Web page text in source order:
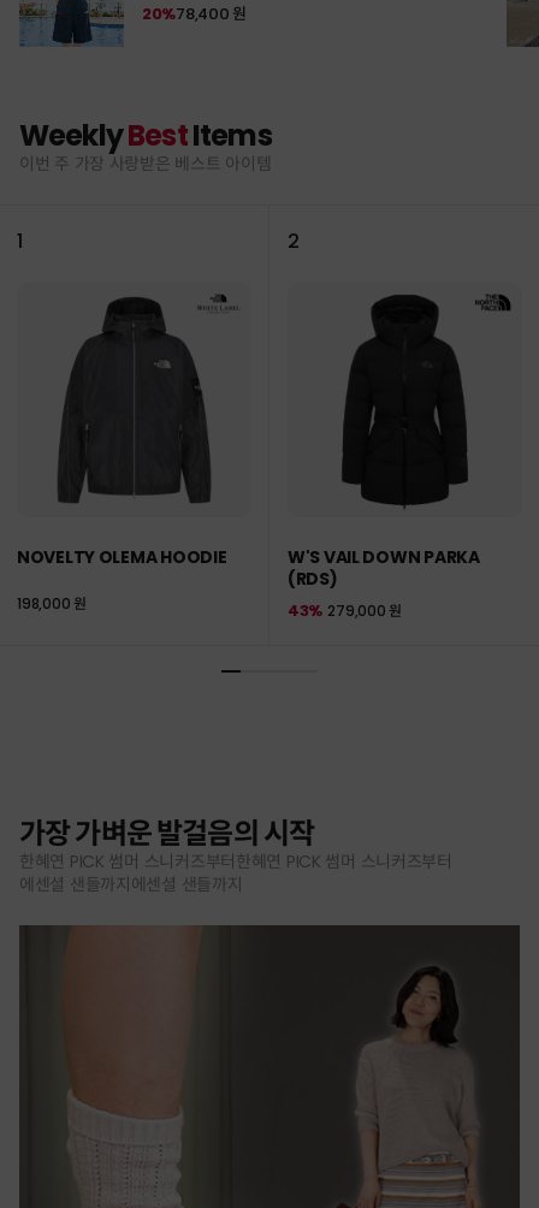
78,400 원
20%
WeeklyBestItems
이번 주 가장 사랑받은 베스트 아이템
1
NOVELTY OLEMA HOODIE
198,000 원
2
W'S VAIL DOWN PARKA
(RDS)
279,000 원
43%
가장 가벼운 발걸음의 시작
한혜연 PICK 썸머 스니커즈부터한혜연 PICK 썸머 스니커즈부터
에센셜 샌들까지에센셜 샌들까지